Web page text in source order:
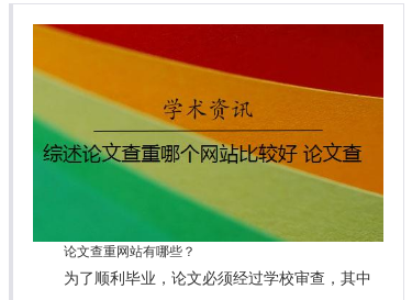
本科论文
博士论文
论文查重网站有哪些？
为了顺利毕业，论文必须经过学校审查，其中